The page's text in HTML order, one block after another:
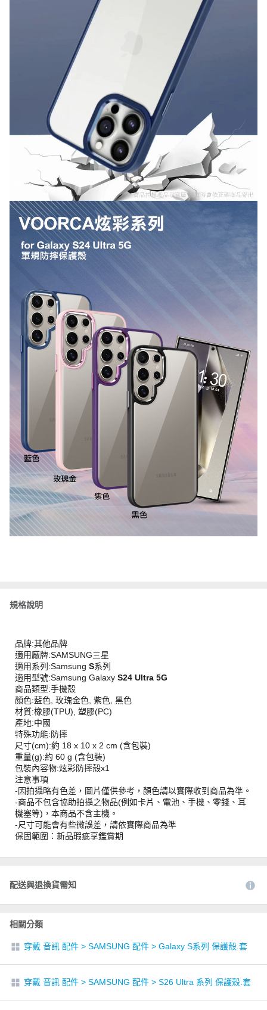
規格說明
品牌:其他品牌
適用廠牌:SAMSUNG三星
適用系列:Samsung S系列
適用型號:Samsung Galaxy S24 Ultra 5G
商品類型:手機殼
顏色:藍色, 玫瑰金色, 紫色, 黑色
材質:橡膠(TPU), 塑膠(PC)
產地:中國
特殊功能:防摔
尺寸(cm):約 18 x 10 x 2 cm (含包裝)
重量(g):約 60 g (含包裝)
包裝內容物:炫彩防摔殼x1
注意事項
-因拍攝略有色差，圖片僅供參考，顏色請以實際收到商品為準。
-商品不包含協助拍攝之物品(例如卡片、電池、手機、零錢、耳
機塞等)，本商品不含主機。
-尺寸可能會有些微誤差，請依實際商品為準
保固範圍：新品瑕疵享鑑賞期
配送與退換貨需知
相關分類
穿戴 音訊 配件 > SAMSUNG 配件 > Galaxy S系列 保護殼.套
穿戴 音訊 配件 > SAMSUNG 配件 > S26 Ultra 系列 保護殼.套